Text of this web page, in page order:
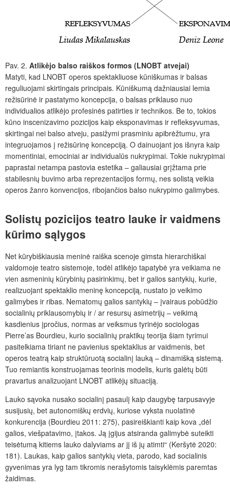
Pav. 2. Atlikėjo balso raiškos formos (LNOBT atvejai)
Matyti, kad LNOBT operos spektakliuose kūniškumas ir balsas
reguliuojami skirtingais principais. Kūniškumą dažniausiai lemia
režisūrinė ir pastatymo koncepcija, o balsas priklauso nuo
individualios atlikėjo profesinės patirties ir technikos. Be to, tokios
kūno inscenizavimo pozicijos kaip eksponavimas ir refleksyvumas,
skirtingai nei balso atveju, pasižymi prasminiu apibrėžtumu, yra
integruojamos į režisūrinę koncepciją. O dainuojant jos išnyra kaip
momentiniai, emociniai ar individualūs nukrypimai. Tokie nukrypimai
paprastai netampa pastovia estetika – galiausiai grįžtama prie
stabilesnių buvimo arba reprezentacijos formų, nes solistą veikia
operos žanro konvencijos, ribojančios balso nukrypimo galimybes.
Solistų pozicijos teatro lauke ir vaidmens
kūrimo sąlygos
Net kūrybiškiausia meninė raiška scenoje gimsta hierarchiškai
valdomoje teatro sistemoje, todėl atlikėjo tapatybė yra veikiama ne
vien asmeninių kūrybinių pasirinkimų, bet ir galios santykių, kurie,
realizuojant spektaklio meninę koncepciją, nustato jo veikimo
galimybes ir ribas. Nematomų galios santykių – įvairaus pobūdžio
socialinių priklausomybių ir / ar resursų asimetrijų – veikimą
kasdienius įpročius, normas ar veiksmus tyrinėjo sociologas
Pierre’as Bourdieu, kurio socialinių praktikų teorija šiam tyrimui
pasitelkiama tiriant ne pavienius spektaklius ar vaidmenis, bet
operos teatrą kaip struktūruotą socialinį lauką – dinamišką sistemą.
Tuo remiantis konstruojamas teorinis modelis, kuris galėtų būti
pravartus analizuojant LNOBT atlikėjų situaciją.
Lauko sąvoka nusako socialinį pasaulį kaip daugybę tarpusavyje
susijusių, bet autonomiškų erdvių, kuriose vyksta nuolatinė
konkurencija (Bourdieu 2011: 275), pasireiškianti kaip kova „dėl
galios, viešpatavimo, įtakos. Ją įgijus atsiranda galimybė suteikti
teisėtumą kitiems lauko dalyviams ar jį iš jų atimti“ (Keršytė 2020:
181). Laukas, kaip galios santykių vieta, parodo, kad socialinis
gyvenimas yra lyg tam tikromis nerašytomis taisyklėmis paremtas
žaidimas.